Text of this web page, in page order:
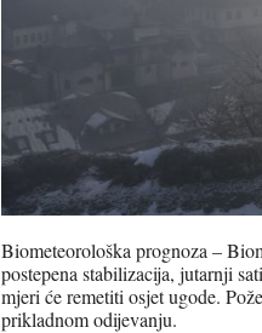
Biometeorološka prognoza –
postepena stabilizacija, jutarnji
mjeri će remetiti osjet ugode.
prikladnom odijevanju.